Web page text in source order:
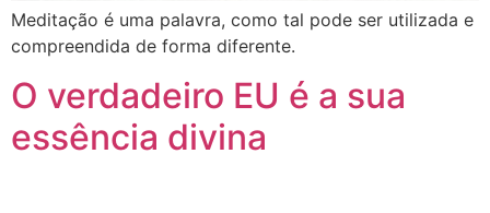
Meditação é uma palavra, como tal pode ser utilizada e
compreendida de forma diferente.
O verdadeiro EU é a sua
essência divina